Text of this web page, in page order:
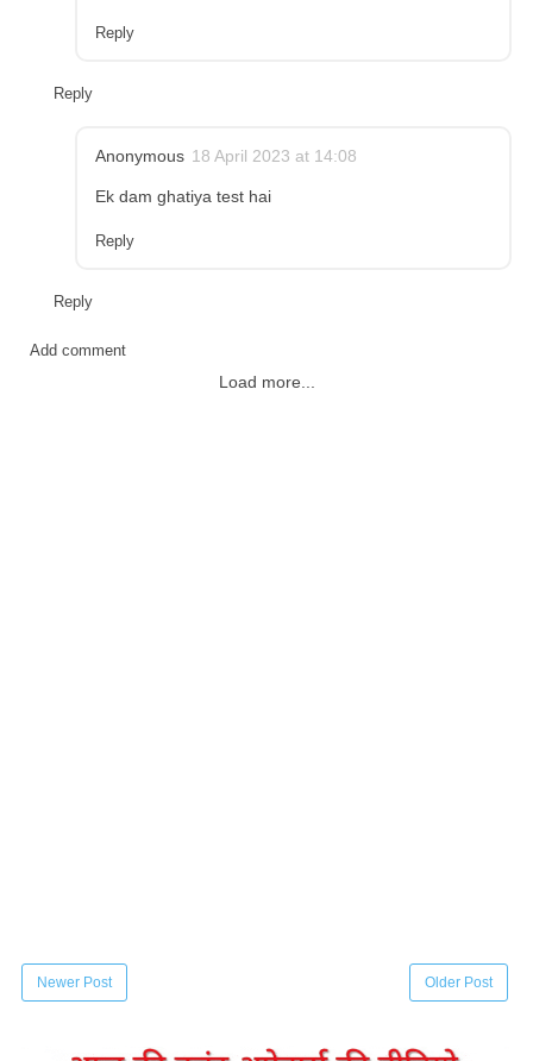
Reply
Reply
Anonymous 18 April 2023 at 14:08
Ek dam ghatiya test hai
Reply
Reply
Add comment
Load more...
Newer Post Older Post